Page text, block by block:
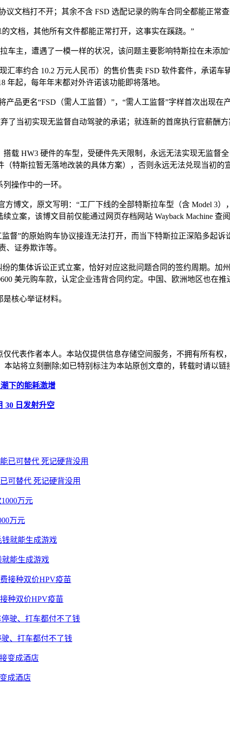
文档打不开；其余不含 FSD 选配记录的购车合同全都能正常查
文档，其他所有文件都能正常打开，这事实在蹊跷。”
车主，遭遇了一模一样的状况，该问题主要影响特斯拉在未添
汇率约合 10.2 万元人民币）的售价售卖 FSD 软件套件，承诺
年起，每年年末都对外许诺该功能即将落地。
产品更名“FSD（需人工监督）”，“需人工监督”字样首次出现
了当初实现无监督自动驾驶的承诺；就连新的首席执行官薪酬
搭载 HW3 硬件的车型，受硬件先天限制，永远无法实现无监
特斯拉暂无落地改装的具体方案），否则永远无法兑现当初的
操作中的一环。
方博文，原文写明：“工厂下线的全部特斯拉车型（含 Model 3
立案，该博文目前仅能通过网页存档网站 Wayback Machine 查阅
督”的原始购车协议接连无法打开，而当下特斯拉正深陷多起
、证券欺诈等。
纷的集体诉讼正式立案，恰好对应这批问题合同的签约周期。
美元购车款，认定企业违背合同约定。中国、欧洲地区也在推
核心举证材料。
代表作者本人。本站仅提供信息存储空间服务，不拥有所有
本站将立刻删除;如已特别标注为本站原创文章的，转载时请以链
下的能耗激增
30 日发射升空
可替代 死记硬背没用
万元
就能生成游戏
种双价HPV疫苗
、打车都付不了钱
成酒店